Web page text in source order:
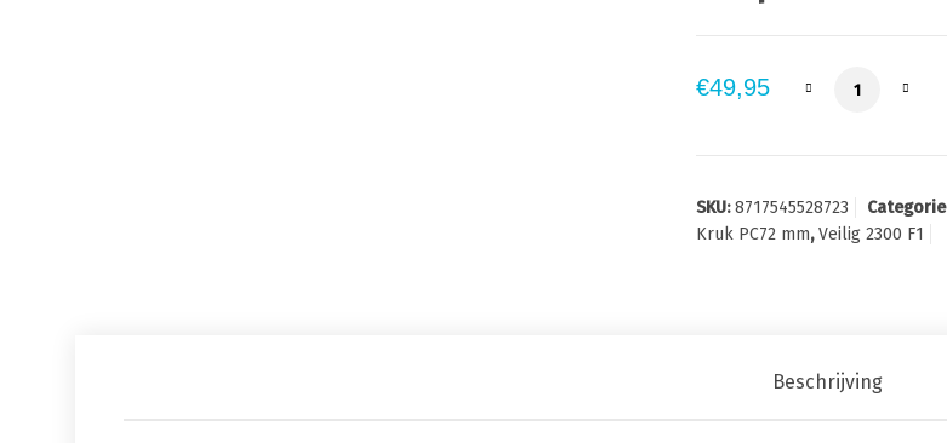
€49,95 Veilig
SKU:8717545528723
Kruk PC72 mm,Veilig 2300 F1
Beschrijving